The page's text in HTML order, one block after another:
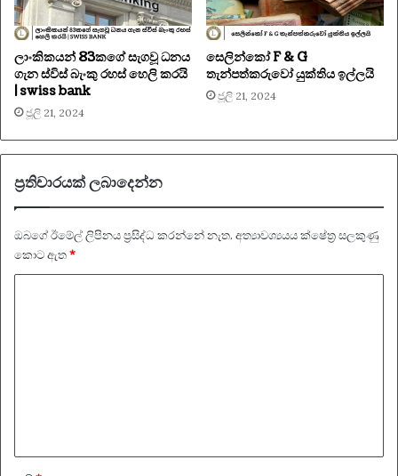
ලාංකිකයන් 83කගේ සැගවූ ධනය
ගැන ස්විස් බැංකු රහස් හෙලි කරයි
| swiss bank
ජූලි 21, 2024
සෙලින්කෝ F & G
තැන්පත්කරුවෝ යුක්තිය ඉල්ලයි
ජූලි 21, 2024
ප්‍රතිචාරයක් ලබාදෙන්න
ඔබගේ ඊමේල් ලිපිනය ප්‍රසිද්ධ කරන්නේ නැත. අත්‍යාවශ්‍යයය ක්ෂේත්‍ර සලකුණු
කොට ඇත*